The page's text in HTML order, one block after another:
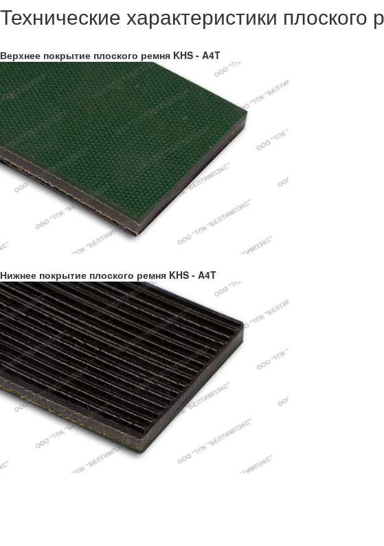
Технические характеристики
Верхнее покрытие плоского ремня KHS - A4T
Нижнее покрытие плоского ремня KHS - A4T